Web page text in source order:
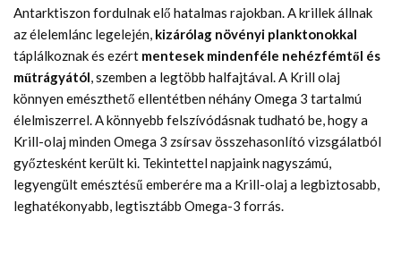
Antarktiszon fordulnak elő hatalmas rajokban. A krillek állnak
az élelemlánc legelején, kizárólag növényi planktonokkal
táplálkoznak és ezért mentesek mindenféle nehézfémtől és
műtrágyától, szemben a legtöbb halfajtával. A Krill olaj
könnyen emészthető ellentétben néhány Omega 3 tartalmú
élelmiszerrel. A könnyebb felszívódásnak tudható be, hogy a
Krill-olaj minden Omega 3 zsírsav összehasonlító vizsgálatból
győztesként került ki. Tekintettel napjaink nagyszámú,
legyengült emésztésű emberére ma a Krill-olaj a legbiztosabb,
leghatékonyabb, legtisztább Omega-3 forrás.